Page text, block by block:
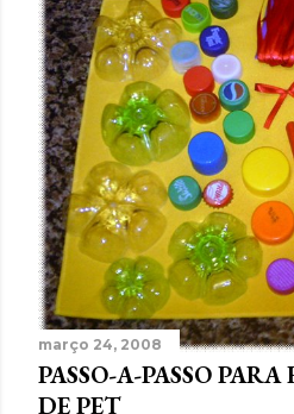
março 24, 2008
PASSO-A-PASSO PARA
DE PET